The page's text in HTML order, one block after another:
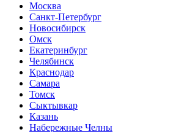
Москва
Санкт-Петербург
Новосибирск
Омск
Екатеринбург
Челябинск
Краснодар
Самара
Томск
Сыктывкар
Казань
Набережные Челны